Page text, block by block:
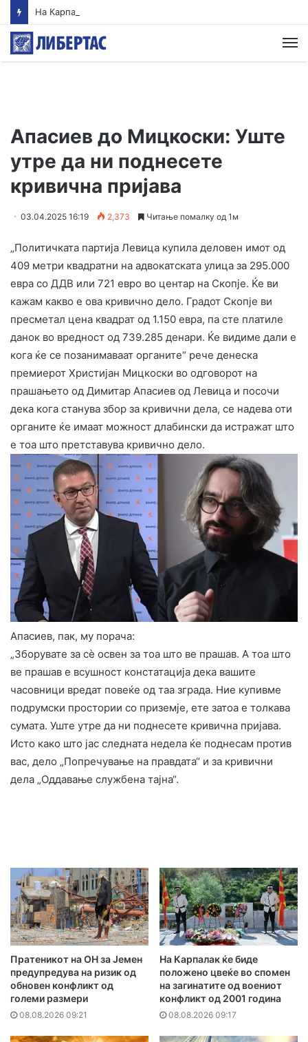
Апасиев до Мицкоски: Уште
утре да ни поднесете
кривична пријава
03.04.2025 16:19 2,373 Читање помалку од 1м
„Политичката партија Левица купила деловен имот од
409 метри квадратни на адвокатската улица за 295.000
евра со ДДВ или 721 евро во центар на Скопје. Ќе ви
кажам какво е ова кривично дело. Градот Скопје ви
пресметал цена квадрат од 1.150 евра, па сте платиле
данок во вредност од 739.285 денари. Ќе видиме дали е
кога ќе се позанимаваат органите“ рече денеска
премиерот Христијан Мицкоски во одговорот на
прашањето од Димитар Апасиев од Левица и посочи
дека кога станува збор за кривични дела, се надева оти
органите ќе имаат можност длабински да истражат што
е тоа што претставува кривично дело.
Апасиев, пак, му порача:
„Зборувате за сè освен за тоа што ве прашав. А тоа што
ве прашав е всушност констатација дека вашите
часовници вредат повеќе од таа зграда. Ние купивме
подрумски простории со приземје, ете затоа е толкава
сумата. Уште утре да ни поднесете кривична пријава.
Исто како што јас следната недела ќе поднесам против
вас, дело „Попречување на правдата“ и за кривични
дела „Оддавање службена тајна“.
Пратеникот на ОН за Јемен
предупредува на ризик од
обновен конфликт од
големи размери
08.08.2026 09:21
На Карпалак ќе биде
положено цвеќе во спомен
на загинатите од воениот
конфликт од 2001 година
08.08.2026 09:17